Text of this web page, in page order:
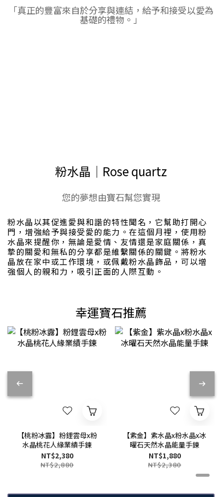
「真正的豐富來自於分享與連結，給予和接受以愛為
基礎的禮物。」
粉水晶│Rose quartz
您的夢想由寶石幫您實現
粉水晶以其促進愛與和諧的特性聞名，它幫助打開心
門，增強給予與接受愛的能力。在這個月裡，使用粉
水晶來提醒你，無論是愛情、友情還是家庭關係，真
摯的關愛和無私的分享都是維繫關係的關鍵。將粉水
晶放在家中或工作環境，或佩戴粉水晶飾品，可以增
強個人的親和力，吸引正面的人際互動。
幸運寶石推薦
【桃粉冰露】粉鋰雲母x粉
水晶桃花人緣業績手鍊
NT$2,380
NT$2,880
【紫金】紫水晶x粉水晶x冰
曜石天然水晶能量手鍊
NT$1,880
NT$2,380